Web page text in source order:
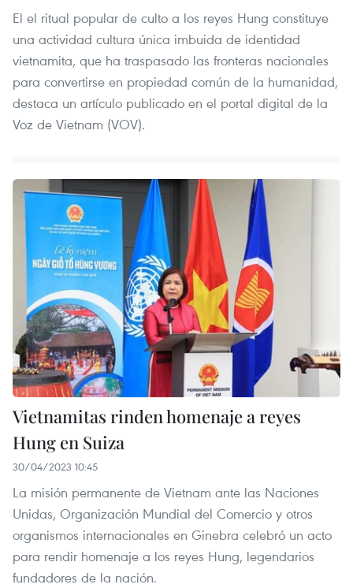
El el ritual popular de culto a los reyes Hung constituye
una actividad cultura única imbuida de identidad
vietnamita, que ha traspasado las fronteras nacionales
para convertirse en propiedad común de la humanidad,
destaca un artículo publicado en el portal digital de la
Voz de Vietnam (VOV).
Vietnamitas rinden homenaje a reyes
Hung en Suiza
30/04/2023 10:45
La misión permanente de Vietnam ante las Naciones
Unidas, Organización Mundial del Comercio y otros
organismos internacionales en Ginebra celebró un acto
para rendir homenaje a los reyes Hung, legendarios
fundadores de la nación.